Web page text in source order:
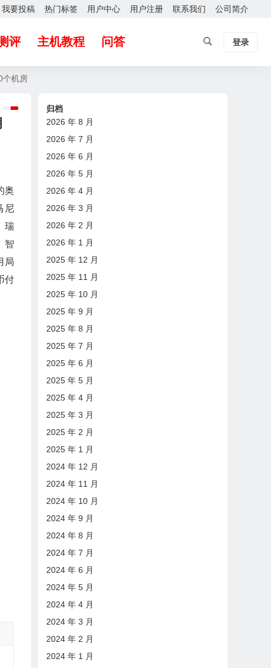
我要投稿 热门标签 用户中心 用户注册 联系我们 公司简介
评 主机教程 问答 登录
个机房
奥
尼
瑞
智
局
付
归档
2026 年 8 月
2026 年 7 月
2026 年 6 月
2026 年 5 月
2026 年 4 月
2026 年 3 月
2026 年 2 月
2026 年 1 月
2025 年 12 月
2025 年 11 月
2025 年 10 月
2025 年 9 月
2025 年 8 月
2025 年 7 月
2025 年 6 月
2025 年 5 月
2025 年 4 月
2025 年 3 月
2025 年 2 月
2025 年 1 月
2024 年 12 月
2024 年 11 月
2024 年 10 月
2024 年 9 月
2024 年 8 月
2024 年 7 月
2024 年 6 月
2024 年 5 月
2024 年 4 月
2024 年 3 月
2024 年 2 月
2024 年 1 月